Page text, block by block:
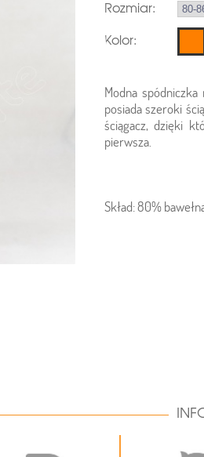
Rozmiar:
Kolor:
Modna
posiada szeroki
ściągacz, dzięki
pierwsza.
Skład: 80%